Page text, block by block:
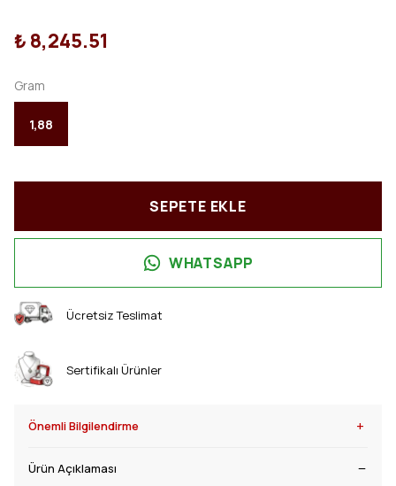
₺ 8,245.51
Gram
1,88
SEPETE EKLE
WHATSAPP
Ücretsiz Teslimat
Sertifikalı Ürünler
Önemli Bilgilendirme +
Ürün Açıklaması